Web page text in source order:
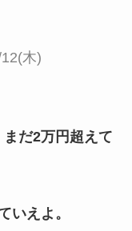
木)
だ2万円超えて
いえよ。